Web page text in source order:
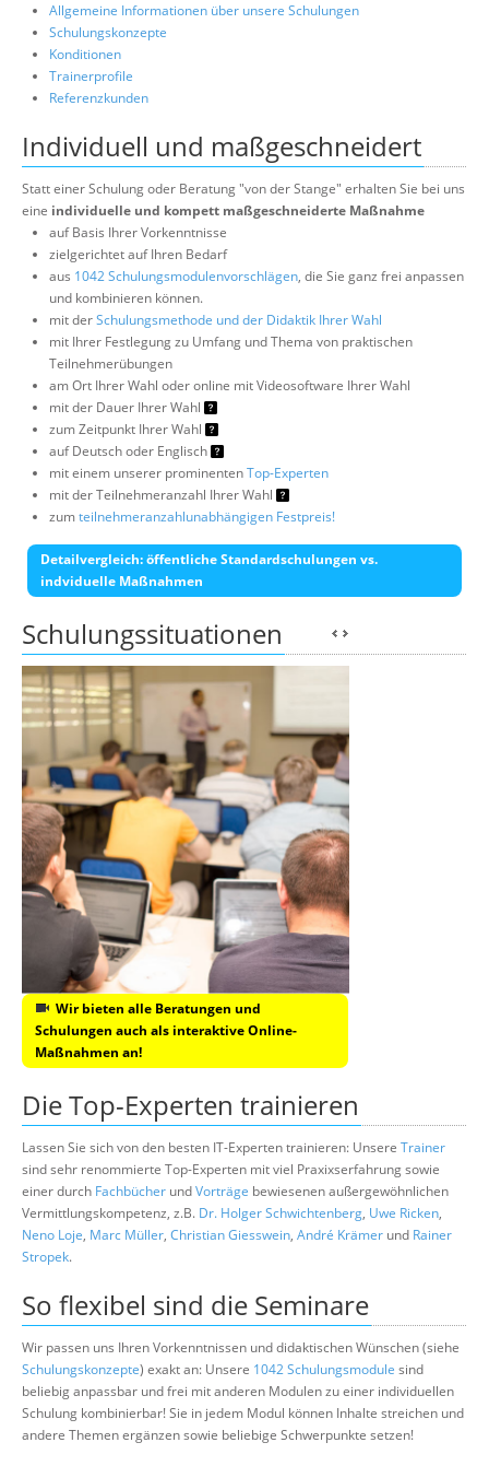
Allgemeine Informationen über unsere Schulungen
Schulungskonzepte
Konditionen
Trainerprofile
Referenzkunden
Individuell und maßgeschneidert
Statt einer Schulung oder Beratung "von der Stange" erhalten Sie bei uns
eine individuelle und kompett maßgeschneiderte Maßnahme
auf Basis Ihrer Vorkenntnisse
zielgerichtet auf Ihren Bedarf
aus 1042 Schulungsmodulenvorschlägen, die Sie ganz frei anpassen
und kombinieren können.
mit derSchulungsmethode und der Didaktik Ihrer Wahl
mit Ihrer Festlegung zu Umfang und Thema von praktischen
Teilnehmerübungen
am Ort Ihrer Wahl oder online mit Videosoftware Ihrer Wahl
mit der Dauer Ihrer Wahl
zum Zeitpunkt Ihrer Wahl
auf Deutsch oder Englisch
mit einem unserer prominentenTop-Experten
mit der Teilnehmeranzahl Ihrer Wahl
zumteilnehmeranzahlunabhängigen Festpreis!
Detailvergleich: öffentliche Standardschulungen vs.
indviduelle Maßnahmen
Schulungssituationen
Wir bieten alle Beratungen und
Schulungen auch als interaktive Online-
Maßnahmen an!
Die Top-Experten trainieren
Lassen Sie sich von den besten IT-Experten trainieren: Unsere Trainer
sind sehr renommierte Top-Experten mit viel Praxixserfahrung sowie
einer durch Fachbücher undVorträge bewiesenen außergewöhnlichen
Vermittlungskompetenz, z.B. Dr. Holger Schwichtenberg, Uwe Ricken,
Neno Loje, Marc Müller, Christian Giesswein, André Krämer und Rainer
Stropek.
So flexibel sind die Seminare
Wir passen uns Ihren Vorkenntnissen und didaktischen Wünschen (siehe
Schulungskonzepte) exakt an: Unsere 1042 Schulungsmodule sind
beliebig anpassbar und frei mit anderen Modulen zu einer individuellen
Schulung kombinierbar! Sie in jedem Modul können Inhalte streichen und
andere Themen ergänzen sowie beliebige Schwerpunkte setzen!